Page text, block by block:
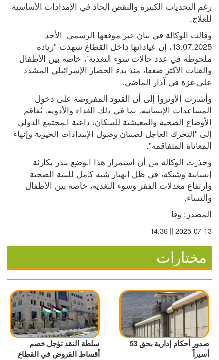
للعلاج.
على غزة في آذار الماضي.
المعاناة المتفاقمة".
والنساء.
المصدر: وفا
2025-07-13 || 14:36
مختارات
صدور أحكام إدارية بحق 53
أسيراً
سلطة النقد تؤجل خصم
أقساط القروض في القطاع